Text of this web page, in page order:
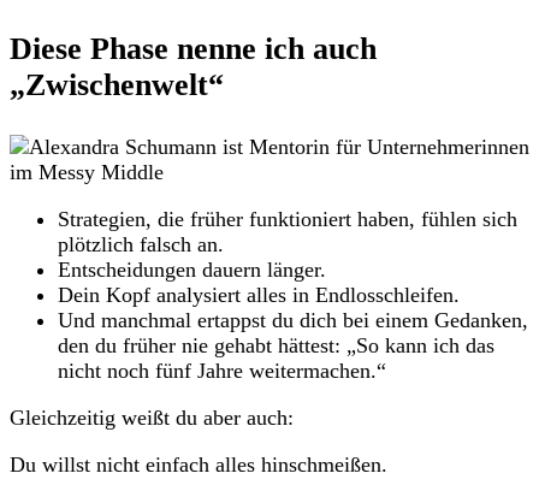
Diese Phase nenne ich auch
„Zwischenwelt“
Strategien, die früher funktioniert haben, fühlen sich
plötzlich falsch an.
Entscheidungen dauern länger.
Dein Kopf analysiert alles in Endlosschleifen.
Und manchmal ertappst du dich bei einem Gedanken,
den du früher nie gehabt hättest: „So kann ich das
nicht noch fünf Jahre weitermachen.“
Gleichzeitig weißt du aber auch:
Du willst nicht einfach alles hinschmeißen.